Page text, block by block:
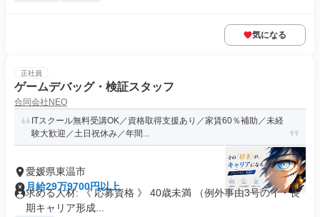
気になる
正社員
ゲームデバッグ・検証スタッフ
合同会社NEO
ITスクール無料受講OK／資格取得支援あり／家賃60％補助／未経
験大歓迎／土日祝休み／年間...
愛媛県東温市
月給29万9700円以上
求める人材: 《 応募資格 》 40歳未満 （例外事由3号のイ・長
期キャリア形成...